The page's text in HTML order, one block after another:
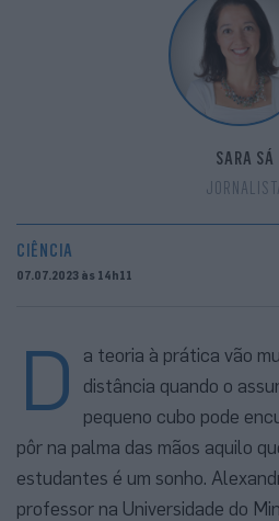
SARA SÁ
CIÊNCIA
07.07.2023 às 14h11
D
a teoria à prática vão
distância quando o
pequeno cubo pode
pôr na palma das mãos aquilo
estudantes é um sonho.
professor na Universidade do